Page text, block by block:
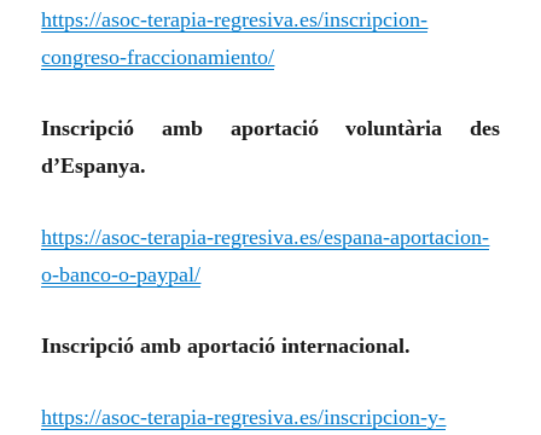
https://asoc-terapia-regresiva.es/inscripcion-
congreso-fraccionamiento/
Inscripció amb aportació voluntària des
d’Espanya.
https://asoc-terapia-regresiva.es/espana-aportacion-
o-banco-o-paypal/
Inscripció amb aportació internacional.
https://asoc-terapia-regresiva.es/inscripcion-y-